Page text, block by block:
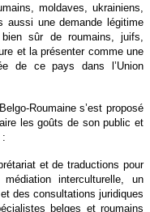
moldaves, ukrainiens,
aussi une demande légitime
sûr de roumains, juifs,
et la présenter comme une
de ce pays dans l’Union
Roumaine s’est proposé
les goûts de son public et
:
et de traductions pour
interculturelle, un
des consultations juridiques
belges et roumains